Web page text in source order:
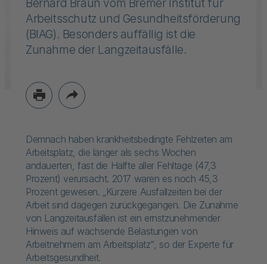
Bernard Braun vom Bremer Institut für
Arbeitsschutz und Gesundheitsförderung
(BIAG). Besonders auffällig ist die
Zunahme der Langzeitausfälle.
Demnach haben krankheitsbedingte Fehlzeiten am
Arbeitsplatz, die länger als sechs Wochen
andauerten, fast die Hälfte aller Fehltage (47,3
Prozent) verursacht. 2017 waren es noch 45,3
Prozent gewesen. „Kürzere Ausfallzeiten bei der
Arbeit sind dagegen zurückgegangen. Die Zunahme
von Langzeitausfällen ist ein ernstzunehmender
Hinweis auf wachsende Belastungen von
Arbeitnehmern am Arbeitsplatz“, so der Experte für
Arbeitsgesundheit.